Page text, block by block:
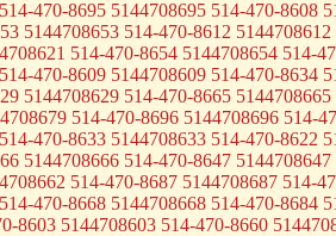
470-8695 5144708695 514-470-8608
5144708653 514-470-8612
514-470-8654 5144708654 514-
470-8609 5144708609 514-470-8634
5144708629 514-470-8665
514-470-8696 5144708696 514-
470-8633 5144708633 514-470-8622
5144708666 514-470-8647
514-470-8687 5144708687 514-
470-8668 5144708668 514-470-8684
5144708603 514-470-8660